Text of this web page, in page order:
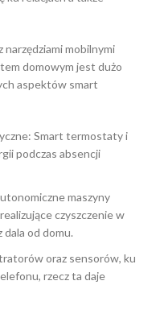
narzędziami mobilnymi
domowym jest dużo
aspektów smart
Smart termostaty i
podczas absencji
maszyny
czyszczenie w
dala od domu.
oraz sensorów, ku
rzecz ta daje